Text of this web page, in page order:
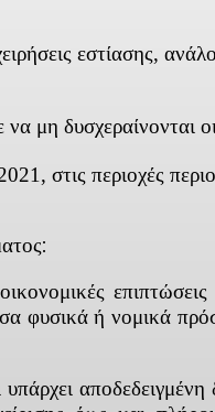
εστίασης,
μη δυσχεραίνονται
στις περιοχές
ή νομικά
αποδεδειγμένη